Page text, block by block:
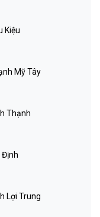
Kiệu
Mỹ Tây
Thạnh
Định
Lợi Trung